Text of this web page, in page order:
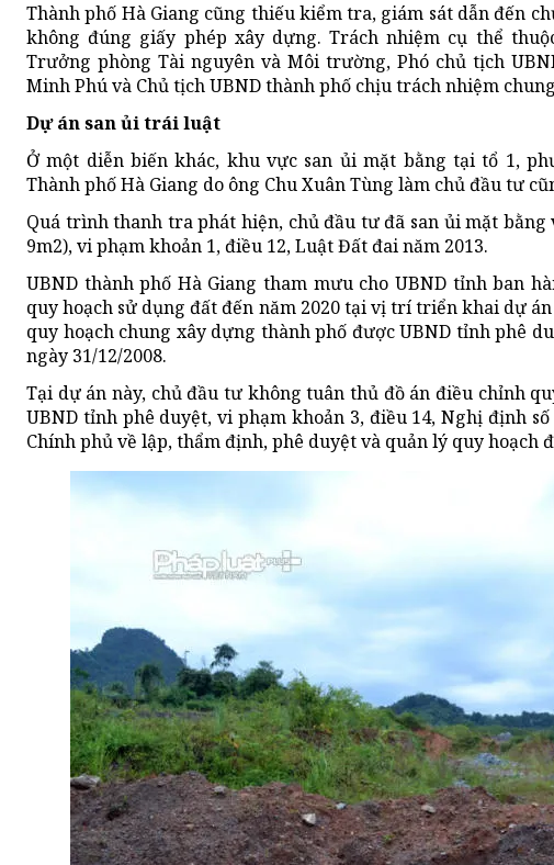
Thành phố Hà Giang cũng thiếu kiểm tra, giám sát dẫn đến
không đúng giấy phép xây dựng. Trách nhiệm cụ thể
Trưởng phòng Tài nguyên và Môi trường, Phó chủ tịch
Minh Phú và Chủ tịch UBND thành phố chịu trách nhiệm
Dự án san ủi trái luật
Ở một diễn biến khác, khu vực san ủi mặt bằng tại tổ 1,
Thành phố Hà Giang do ông Chu Xuân Tùng làm chủ đầu tư
Quá trình thanh tra phát hiện, chủ đầu tư đã san ủi mặt
9m2), vi phạm khoản 1, điều 12, Luật Đất đai năm 2013.
UBND thành phố Hà Giang tham mưu cho UBND tỉnh ban
quy hoạch sử dụng đất đến năm 2020 tại vị trí triển khai dự
quy hoạch chung xây dựng thành phố được UBND tỉnh phê
ngày 31/12/2008.
Tại dự án này, chủ đầu tư không tuân thủ đồ án điều chỉnh
UBND tỉnh phê duyệt, vi phạm khoản 3, điều 14, Nghị định số
Chính phủ về lập, thẩm định, phê duyệt và quản lý quy hoạch